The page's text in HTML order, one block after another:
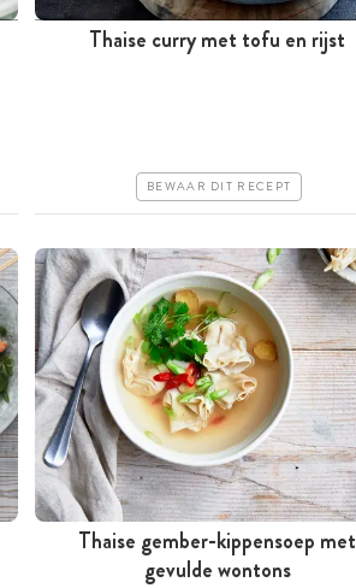
Thaise curry met tofu en rijst
BEWAAR DIT RECEPT
Minder dan 30 minuten
Thaise gember-kippensoep met
gevulde wontons